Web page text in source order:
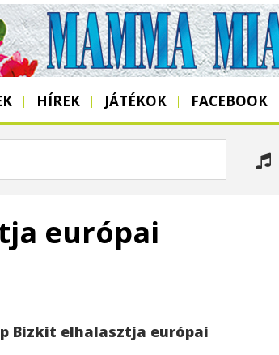
HÍREK JÁTÉKOK FACEBOOK
európai
Bizkit elhalasztja európai